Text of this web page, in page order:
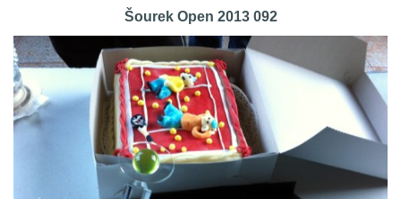
Šourek Open 2013 092